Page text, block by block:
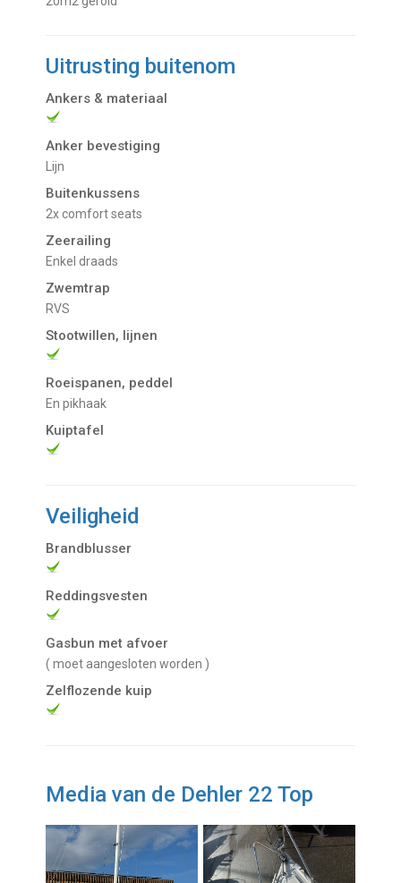
Uitrusting buitenom
Ankers & materiaal
Anker bevestiging
Lijn
Buitenkussens
2x comfort seats
Zeerailing
enkel draads
Zwemtrap
RVS
Stootwillen, lijnen
Roeispanen, peddel
en pikhaak
Kuiptafel
Veiligheid
Brandblusser
Reddingsvesten
Gasbun met afvoer
( moet aangesloten worden )
Zelflozende kuip
Media van de Dehler 22 Top